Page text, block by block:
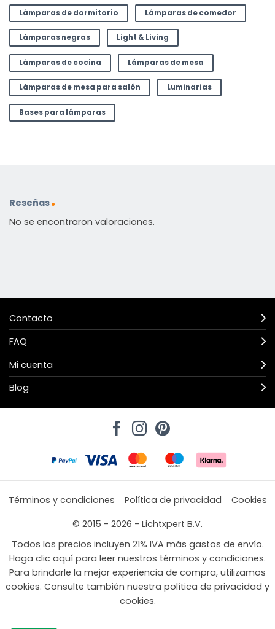
Lámparas de dormitorio Lámparas de comedor
Lámparas negras Light & Living
Lámparas de cocina Lámparas de mesa
Lámparas de mesa para salón Luminarias
Bases para lámparas
Reseñas
No se encontraron valoraciones.
Contacto
FAQ
Mi cuenta
Blog
Términos y condiciones Política de privacidad
Cookies
© 2015 - 2026 - Lichtxpert B.V.
Todos los precios incluyen 21% IVA más gastos de envío.
Haga clic aquí para leer nuestros términos y condiciones.
Para brindarle la mejor experiencia de compra, utilizamos
cookies. Consulte también nuestra política de privacidad y
cookies.